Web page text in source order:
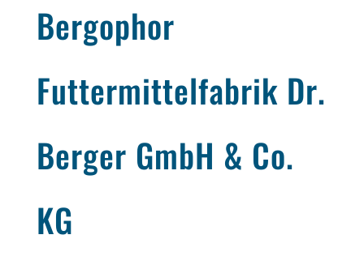
Bergophor
Futtermittelfabrik Dr.
Berger GmbH & Co.
KG